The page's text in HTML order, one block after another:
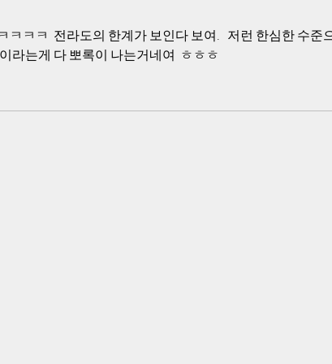
ㅋㅋㅋ  전라도의 한계가 보인다 보여.   저런 한심한 수준
라는게 다 뽀록이 나는거네여  ㅎㅎㅎ